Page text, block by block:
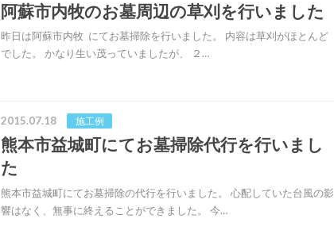
阿蘇市内牧のお墓周辺の草刈を行いました
昨日は阿蘇市内牧 にてお墓掃除を行いました。 内容は草刈がほとんど
でした。 かなり生い茂っていましたが、 ２…
2015.07.18 施工例
熊本市益城町にてお墓掃除代行を行いまし
た
熊本市益城町にてお墓掃除の代行を行いました。 心配していた台風の影
響はなく、無事に終えることができました。 今…